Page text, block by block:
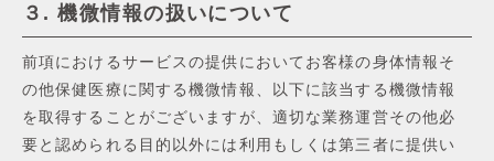
３. 機微情報の扱いについて
前項におけるサービスの提供においてお客様の⾝体情報そ
の他保健医療に関する機微情報、以下に該当する機微情報
を取得することがございますが、適切な業務運営その他必
要と認められる⽬的以外には利⽤もしくは第三者に提供い